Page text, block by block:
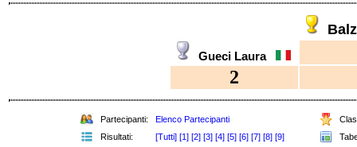
Gueci Laura
2
Partecipanti: Elenco Partecipanti
Risultati:
[Tutti] [1] [2] [3] [4] [5] [6] [7] [8] [9]